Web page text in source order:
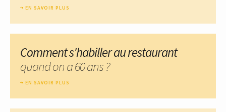
EN SAVOIR PLUS
Comment s'habiller au restaurant
quand on a 60 ans ?
EN SAVOIR PLUS